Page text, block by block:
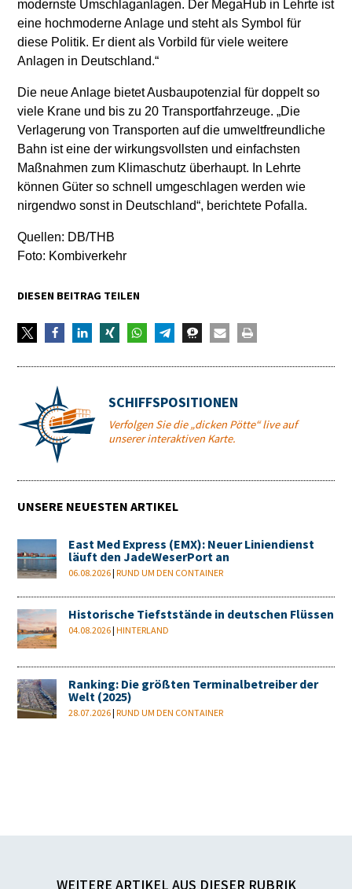
modernste Umschlaganlagen. Der MegaHub in Lehrte ist
eine hochmoderne Anlage und steht als Symbol für
diese Politik. Er dient als Vorbild für viele weitere
Anlagen in Deutschland.“
Die neue Anlage bietet Ausbaupotenzial für doppelt so
viele Krane und bis zu 20 Transportfahrzeuge. „Die
Verlagerung von Transporten auf die umweltfreundliche
Bahn ist eine der wirkungsvollsten und einfachsten
Maßnahmen zum Klimaschutz überhaupt. In Lehrte
können Güter so schnell umgeschlagen werden wie
nirgendwo sonst in Deutschland“, berichtete Pofalla.
Quellen: DB/THB
Foto: Kombiverkehr
DIESEN BEITRAG TEILEN
SCHIFFSPOSITIONEN
Verfolgen Sie die „dicken Pötte“ live auf
unserer interaktiven Karte.
UNSERE NEUESTEN ARTIKEL
East Med Express (EMX): Neuer Liniendienst
läuft den JadeWeserPort an
06.08.2026 |RUND UM DEN CONTAINER
Historische Tiefststände in deutschen Flüssen
04.08.2026 |HINTERLAND
Ranking: Die größten Terminalbetreiber der
Welt (2025)
28.07.2026 |RUND UM DEN CONTAINER